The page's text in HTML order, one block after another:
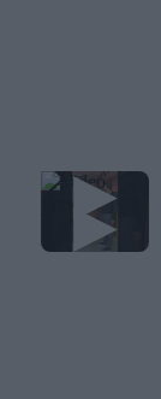
▶
▶